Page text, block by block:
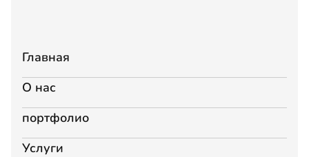
Главная
О нас
портфолио
Услуги